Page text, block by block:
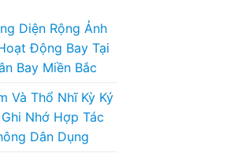
Diện Rộng Ảnh
Động Bay Tại
Bay Miền Bắc
Và Thổ Nhĩ Kỳ Ký
Nhớ Hợp Tác
Dân Dụng